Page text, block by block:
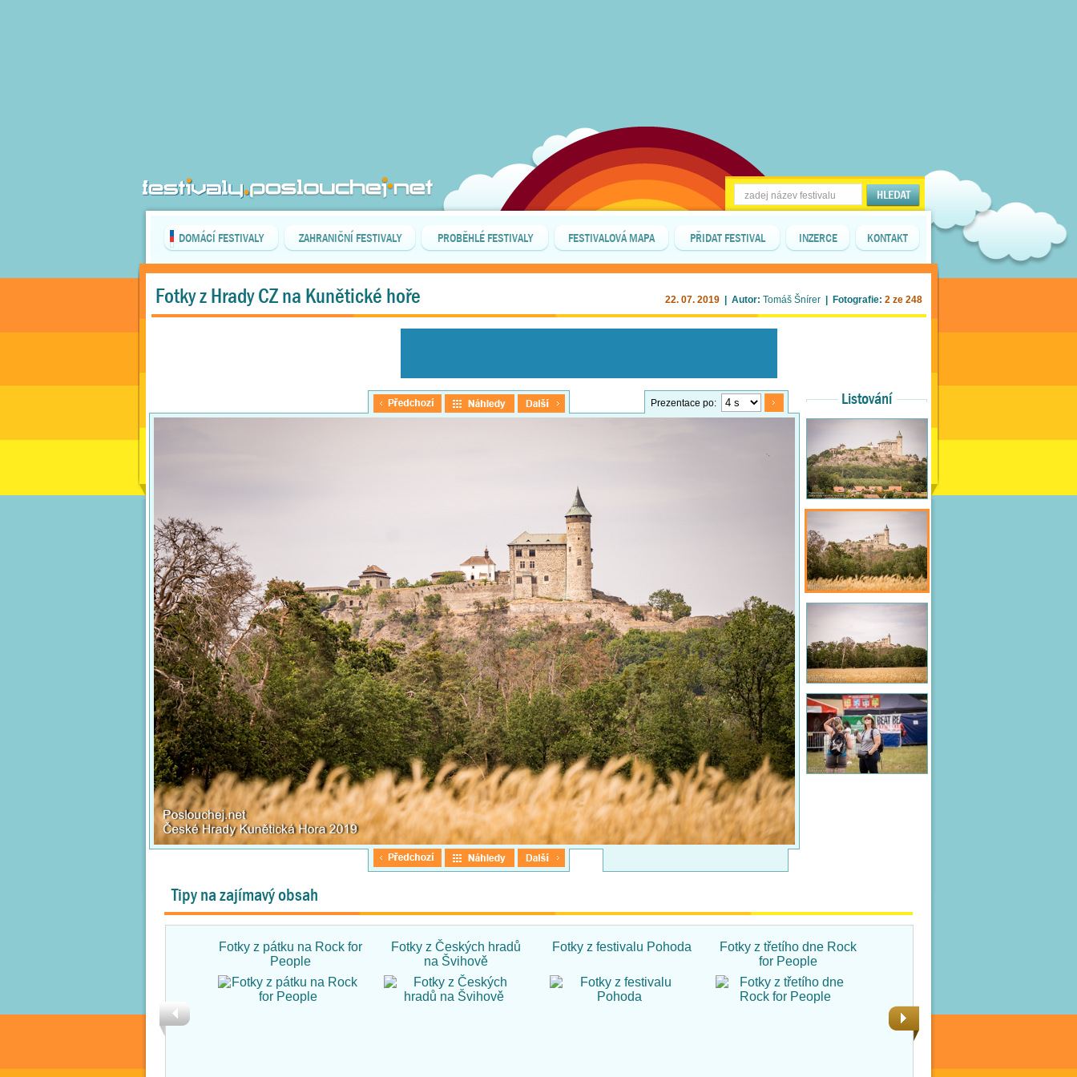
DOMÁCÍ FESTIVALY ZAHRANIČNÍ FESTIVALY PROBĚHLÉ FESTIVALY FESTIVALOVÁ MAPA PŘIDAT FESTIVAL INZERCE KONTAKT
Fotky z Hrady CZ na Kunětické hoře 22. 07. 2019 | Autor: Tomáš Šnírer | Fotografie: 2 ze 248
Prezentace po: Listování
Tipy na zajímavý obsah
Fotky z pátku na Rock for
People
Fotky z Českých hradů
na Švihově
Fotky z festivalu Pohoda
Fotky z třetího dne Rock
for People